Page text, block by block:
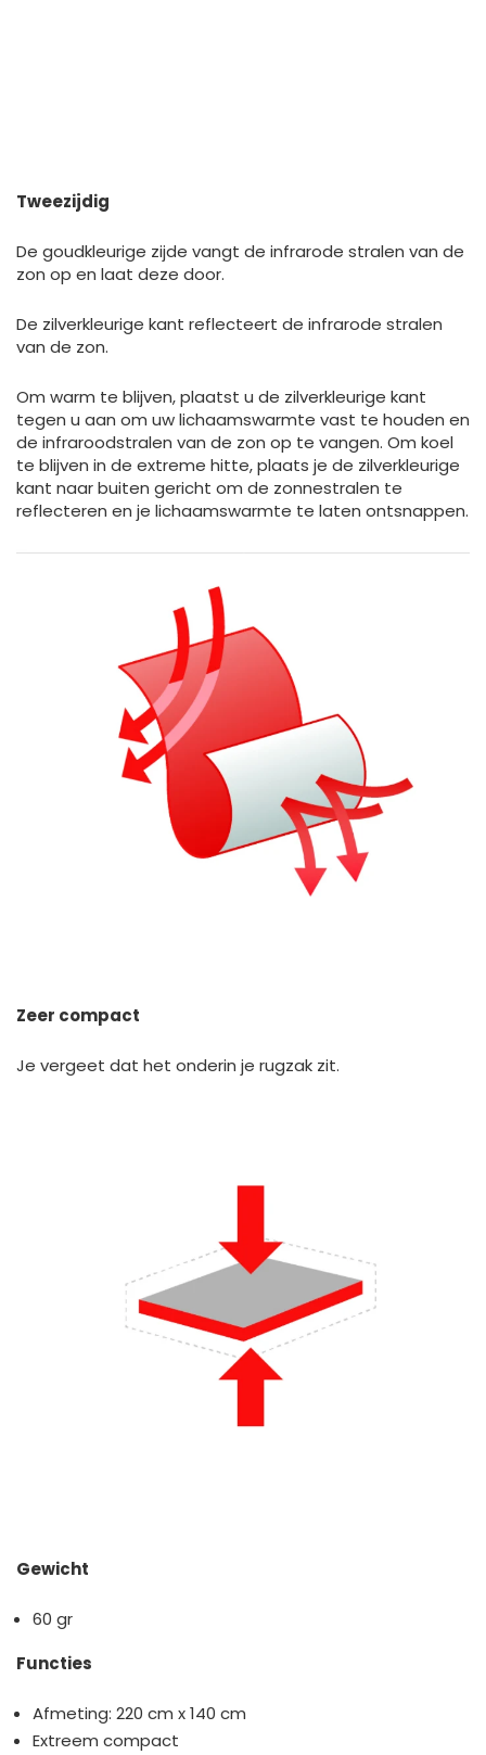
Tweezijdig
De goudkleurige zijde vangt de infrarode stralen van de
zon op en laat deze door.
De zilverkleurige kant reflecteert de infrarode stralen
van de zon.
Om warm te blijven, plaatst u de zilverkleurige kant
tegen u aan om uw lichaamswarmte vast te houden en
de infraroodstralen van de zon op te vangen. Om koel
te blijven in de extreme hitte, plaats je de zilverkleurige
kant naar buiten gericht om de zonnestralen te
reflecteren en je lichaamswarmte te laten ontsnappen.
Zeer compact
Je vergeet dat het onderin je rugzak zit.
Gewicht
60 gr
Functies
Afmeting: 220 cm x 140 cm
Extreem compact